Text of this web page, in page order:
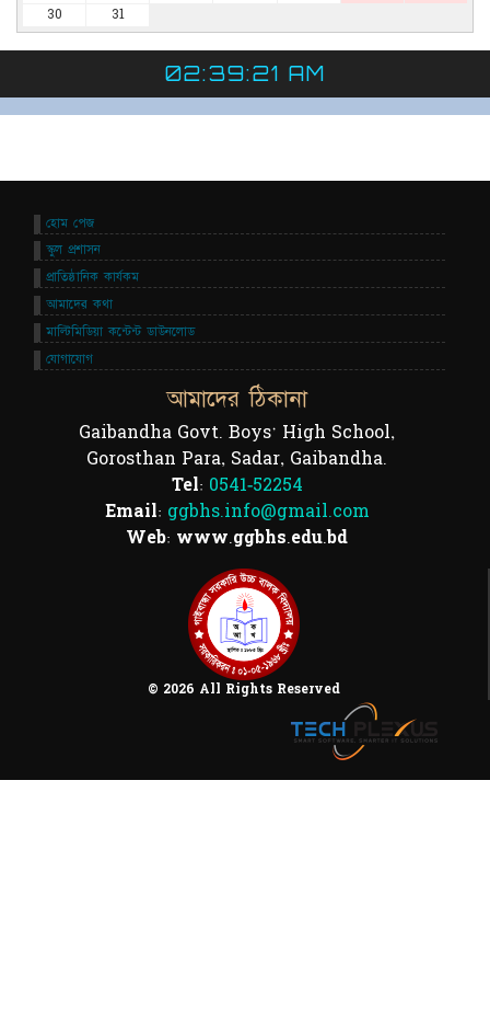
30
31
02:39:21 AM
© 2026 All Rights Reserved
আমাদের ঠিকানা
Gaibandha Govt. Boys' High School,
Gorosthan Para, Sadar, Gaibandha.
Tel: 0541-52254
Email: ggbhs.info@gmail.com
Web: www.ggbhs.edu.bd
হোম পেজ
স্কুল প্রশাসন
প্রাতিষ্ঠানিক কার্যকম
আমাদের কথা
মাল্টিমিডিয়া কন্টেন্ট ডাউনলোড
যোগাযোগ